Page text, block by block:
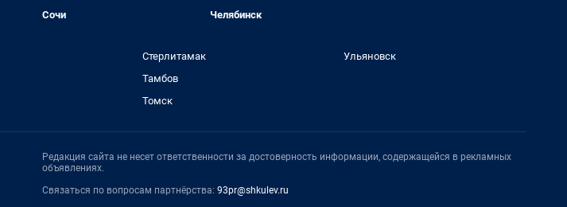
Сочи
Челябинск
Стерлитамак
Тамбов
Томск
Ульяновск
Редакция сайта не несет ответственности за достоверность информации, содержащейся в рекламных
объявлениях.
Связаться по вопросам партнёрства: 93pr@shkulev.ru